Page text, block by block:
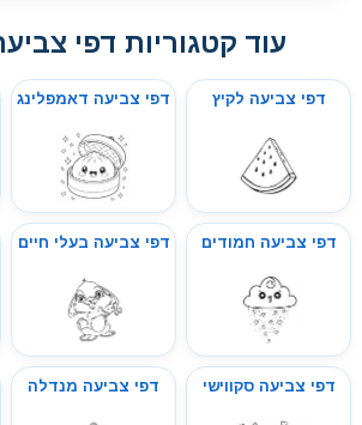
עוד קטגוריות דפי
דפי צביעה לקיץ דפי צביעה דאמפלינג
דפי צביעה חמודים דפי צביעה בעלי חיים
דפי צביעה סקווישי דפי צביעה מנדלה